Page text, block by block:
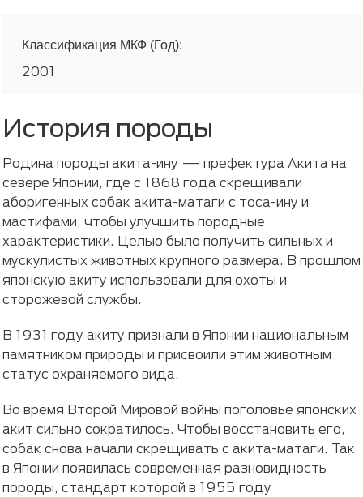
Классификация МКФ (Год):
2001
История породы
Родина породы акита-ину — префектура Акита на
севере Японии, где с 1868 года скрещивали
аборигенных собак акита-матаги с тоса-ину и
мастифами, чтобы улучшить породные
характеристики. Целью было получить сильных и
мускулистых животных крупного размера. В прошлом
японскую акиту использовали для охоты и
сторожевой службы.
В 1931 году акиту признали в Японии национальным
памятником природы и присвоили этим животным
статус охраняемого вида.
Во время Второй Мировой войны поголовье японских
акит сильно сократилось. Чтобы восстановить его,
собак снова начали скрещивать с акита-матаги. Так
в Японии появилась современная разновидность
породы, стандарт которой в 1955 году